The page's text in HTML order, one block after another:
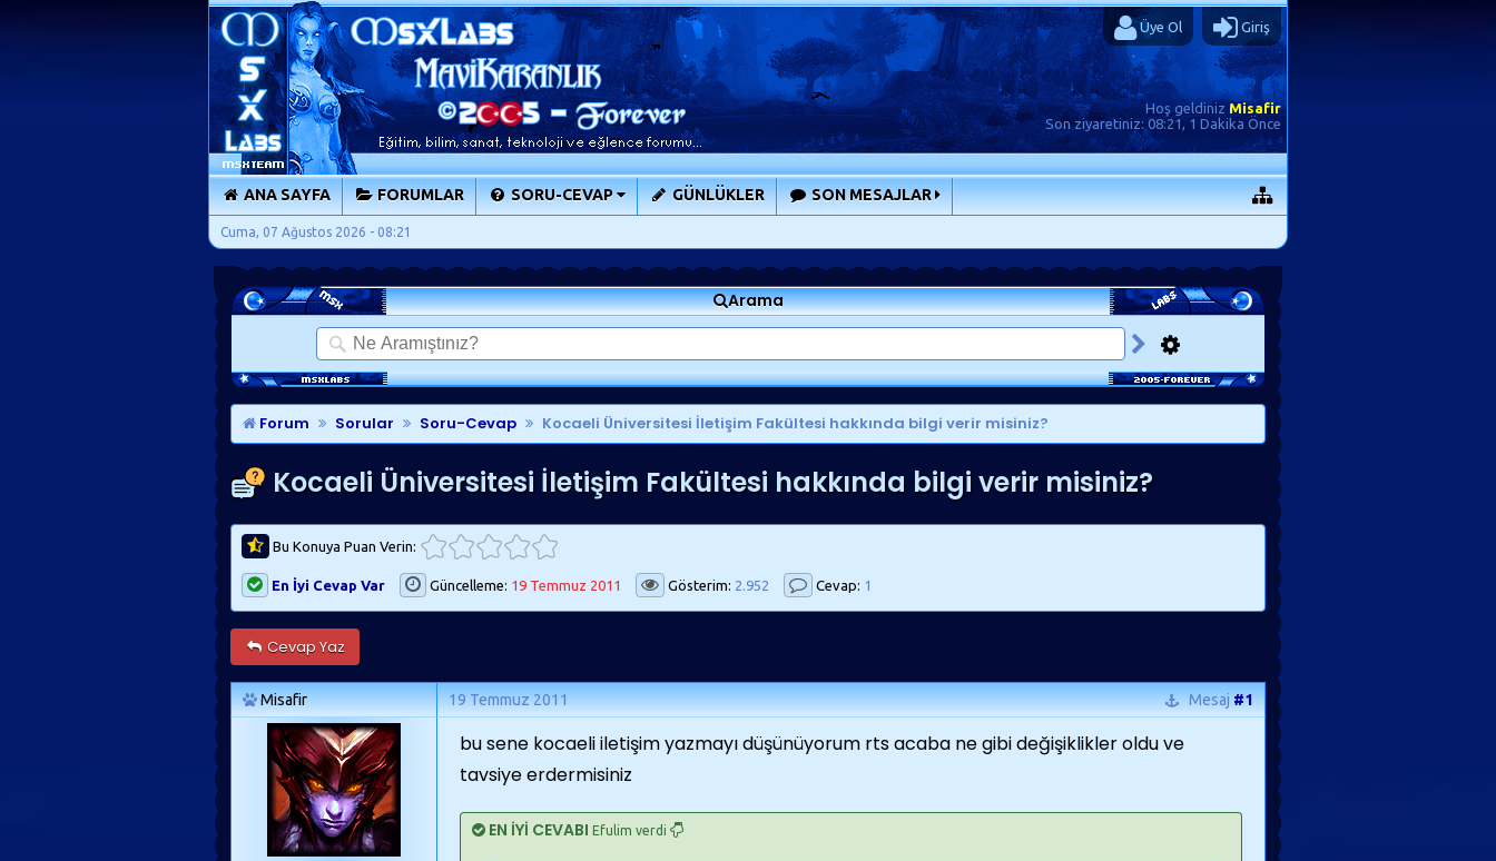
Üye Ol Giriş
Hoş geldiniz Misafir
Son ziyaretiniz:08:21, 1 Dakika Önce
ANA SAYFA FORUMLAR SORU-CEVAP GÜNLÜKLER SON MESAJLAR
Cuma, 07 Ağustos 2026 - 08:21
Arama
Forum Sorular Soru-Cevap Kocaeli Üniversitesi İletişim Fakültesi hakkında bilgi verir misiniz?
Kocaeli Üniversitesi İletişim Fakültesi hakkında bilgi verir misiniz?
Bu Konuya Puan Verin:
En İyi Cevap Var Güncelleme: 19 Temmuz 2011 Gösterim: 2.952 Cevap: 1
Cevap Yaz
Misafir 19 Temmuz 2011 Mesaj#1
bu sene kocaeli iletişim yazmayı düşünüyorum rts acaba ne gibi değişiklikler oldu ve
tavsiye erdermisiniz
EN İYİ CEVABI Efulim verdi